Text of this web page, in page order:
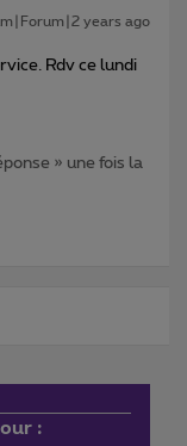
years ago
Rdv ce lundi
» une fois la
: